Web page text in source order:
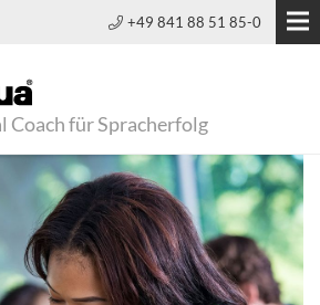
+49 841 88 51 85-0
Coach für Spracherfolg